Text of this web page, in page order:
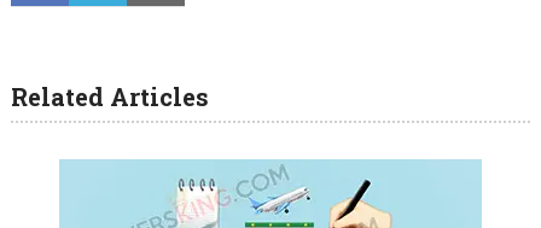
Related Articles